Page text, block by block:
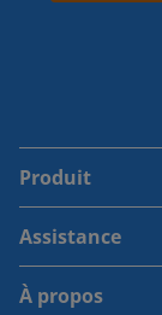
Produit
Assistance
À propos